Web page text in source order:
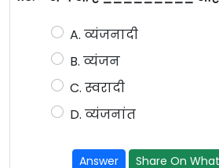
A. व्यंजनादी
B. व्यंजन
C. स्वरादी
D. व्यंजनांत
Answer Share On